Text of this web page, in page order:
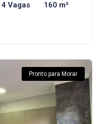
4 Vagas 160 m²
Pronto para Morar